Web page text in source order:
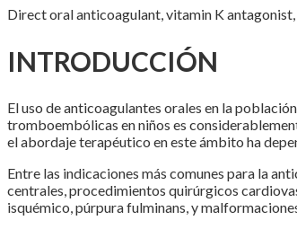
Direct oral anticoagulant, vitamin K
INTRODUCCIÓN
El uso de anticoagulantes orales en la
tromboembólicas en niños es
el abordaje terapéutico en este ámbito ha
Entre las indicaciones más comunes para la
centrales, procedimientos quirúrgicos
isquémico, púrpura fulminans, y